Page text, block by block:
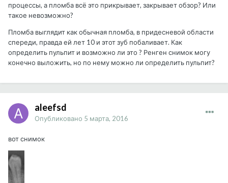
процессы, а пломба всё это прикрывает, закрывает обзор? Или
такое невозможно?
Пломба выглядит как обычная пломба, в придесневой области
спереди, правда ей лет 10 и этот зуб побаливает. Как
определить пульпит и возможно ли это ? Ренген снимок могу
конечно выложить, но по нему можно ли определить пульпит?
aleefsd
Опубликовано 5 марта, 2016
вот снимок